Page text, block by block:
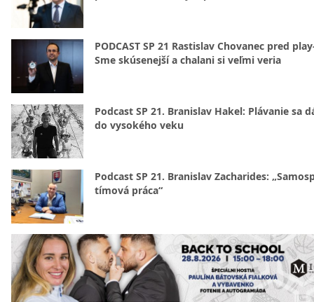
PODCAST SP 21 Rastislav Chovanec pred
Sme skúsenejší a chalani si veľmi veria
Podcast SP 21. Branislav Hakel: Plávanie sa
do vysokého veku
Podcast SP 21. Branislav Zacharides:
tímová práca“